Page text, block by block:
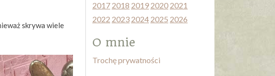
skrywa wiele
2017 2018 2019 2020 2021
2022 2023 2024 2025 2026
O mnie
Trochę prywatności